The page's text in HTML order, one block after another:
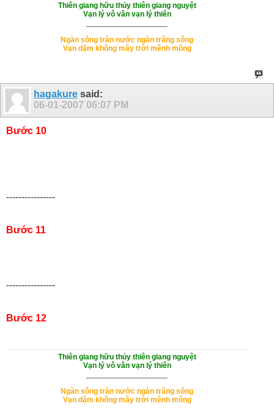
Thiên giang hữu thủy thiên giang nguyệt
Vạn lý vô vân vạn lý thiên
Ngàn sông tràn nước ngàn trăng sông
Vạn dặm không mây trời mênh mông
hagakure said:
06-01-2007 06:07 PM
Bước 10
----------------
Bước 11
----------------
Bước 12
Thiên giang hữu thủy thiên giang nguyệt
Vạn lý vô vân vạn lý thiên
Ngàn sông tràn nước ngàn trăng sông
Vạn dặm không mây trời mênh mông